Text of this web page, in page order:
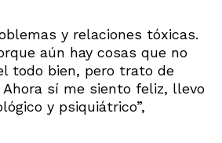
y relaciones tóxicas.
aún hay cosas que no
todo bien, pero trato de
Ahora sí me siento feliz, llevo
y psiquiátrico”,